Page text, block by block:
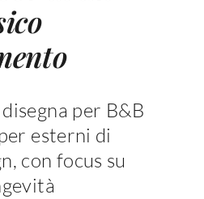
per B&B
esterni di
con focus su